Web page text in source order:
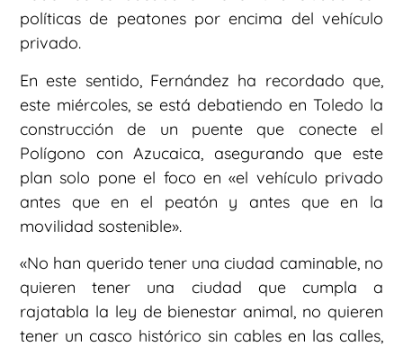
políticas de peatones por encima del vehículo
privado.
En este sentido, Fernández ha recordado que,
este miércoles, se está debatiendo en Toledo la
construcción de un puente que conecte el
Polígono con Azucaica, asegurando que este
plan solo pone el foco en «el vehículo privado
antes que en el peatón y antes que en la
movilidad sostenible».
«No han querido tener una ciudad caminable, no
quieren tener una ciudad que cumpla a
rajatabla la ley de bienestar animal, no quieren
tener un casco histórico sin cables en las calles,